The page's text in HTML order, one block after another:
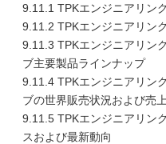
9.11.1 TPKエンジニアリン
9.11.2 TPKエンジニアリン
9.11.3 TPKエンジニアリン
ブ主要製品ラインナップ
9.11.4 TPKエンジニアリン
ブの世界販売状況および売
9.11.5 TPKエンジニアリン
スおよび最新動向